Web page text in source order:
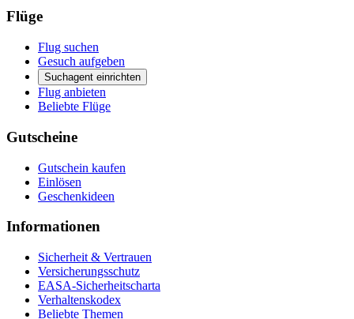
Flüge
Flug suchen
Gesuch aufgeben
Suchagent einrichten
Flug anbieten
Beliebte Flüge
Gutscheine
Gutschein kaufen
Einlösen
Geschenkideen
Informationen
Sicherheit & Vertrauen
Versicherungsschutz
EASA-Sicherheitscharta
Verhaltenskodex
Beliebte Themen